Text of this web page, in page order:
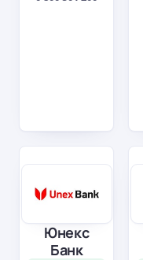
Юнекс
Банк